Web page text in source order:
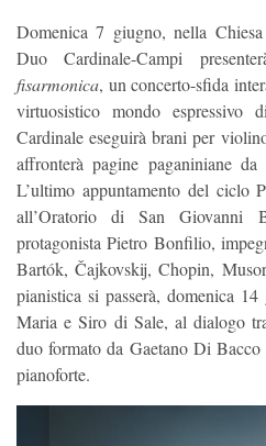
Domenica 7 giugno, nella
Duo Cardinale-Campi
fisarmonica, un concerto-sfida
virtuosistico mondo espressivo
Cardinale eseguirà brani per
affronterà pagine paganiniane
L’ultimo appuntamento del ciclo
all’Oratorio di San Giovanni
protagonista Pietro Bonfilio,
Bartók, Čajkovskij, Chopin,
pianistica si passerà, domenica
Maria e Siro di Sale, al dialogo
duo formato da Gaetano Di
pianoforte.